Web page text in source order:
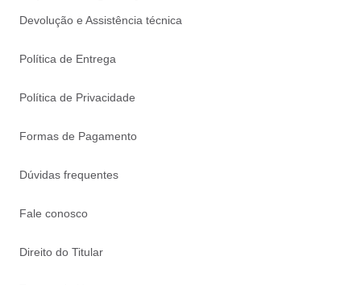
Devolução e Assistência técnica
Política de Entrega
Política de Privacidade
Formas de Pagamento
Dúvidas frequentes
Fale conosco
Direito do Titular